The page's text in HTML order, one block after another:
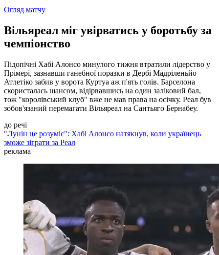
Огляд матчу
Вільяреал міг увірватись у боротьбу за
чемпіонство
Підопічні Хабі Алонсо минулого тижня втратили лідерство у
Прімері, зазнавши ганебної поразки в Дербі Мадріленьйо –
Атлетіко забив у ворота Куртуа аж п'ять голів. Барселона
скористалась шансом, відірвавшись на один заліковий бал,
тож "королівський клуб" вже не мав права на осічку. Реал був
зобов'язаний перемагати Вільяреал на Сантьяго Бернабеу.
до речі
"Лунін це розуміє": Хабі Алонсо натякнув, коли українець
зможе зіграти за Реал
реклама